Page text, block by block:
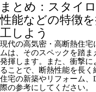
まとめ：スタイ
性能などの特徴
工しよう
現代の高気密・高断熱住
ムは、そのスペックを踏
発揮します。また、衝撃
ることで、断熱性能を長く
住宅の新築やリフォーム
際の参考にしてください。